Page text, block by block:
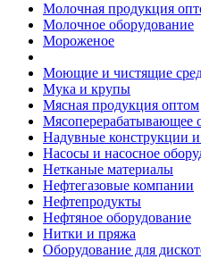
Молочная продукция
Молочное оборудование
Мороженое
Моющие и чистящие
Мука и крупы
Мясная продукция оптом
Мясоперерабатывающее
Надувные конструкции и
Насосы и насосное
Нетканые материалы
Нефтегазовые компании
Нефтепродукты
Нефтяное оборудование
Нитки и пряжа
Оборудование для